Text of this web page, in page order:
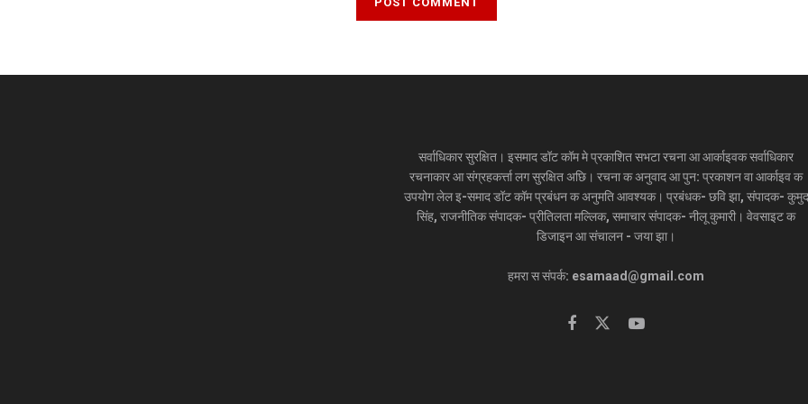
सर्वाधिकार सुरक्षित। इसमाद डॉट कॉम मे प्रकाशित सभटा रचना आ आर्काइवक सर्वाधिकार
रचनाकार आ संग्रहकर्त्ता लग सुरक्षित अछि। रचना क अनुवाद आ पुन: प्रकाशन वा आर्काइव क
उपयोग लेल इ-समाद डॉट कॉम प्रबंधन क अनुमति आवश्यक। प्रबंधक- छवि झा, संपादक- कुमुद
सिंह, राजनीतिक संपादक- प्रीतिलता मल्लिक, समाचार संपादक- नीलू कुमारी। वेवसाइट क
डिजाइन आ संचालन - जया झा।
हमरा स संपर्क: esamaad@gmail.com